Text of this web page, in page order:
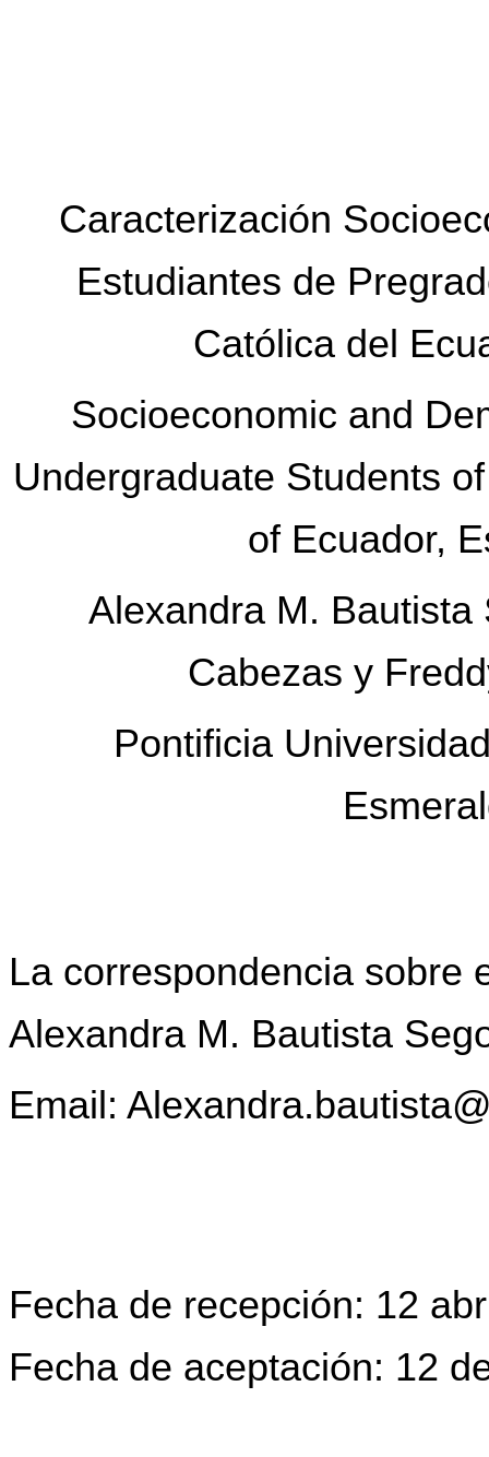
Caracterización
Estudiantes de
Católica del
Socioeconomic and
Undergraduate Students
of Ecuador,
Alexandra M. Bautista
Cabezas y
Pontificia
La correspondencia sobre
Alexandra M. Bautista
Email:
Fecha de recepción: 12
Fecha de aceptación: 12